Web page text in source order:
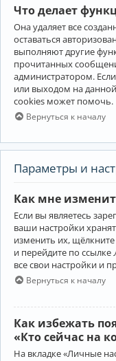
Что делает
Она удаляет все
оставаться
выполняют другие
прочитанных
администратором.
или выходом на
cookies может помочь.
Вернуться к началу
Параметры и
Как мне
Если вы являетесь
ваши настройки
изменить их,
и перейдите по ссылке
все свои настройки и
Вернуться к началу
Как избежать
«Кто сейчас на
На вкладке «Личные